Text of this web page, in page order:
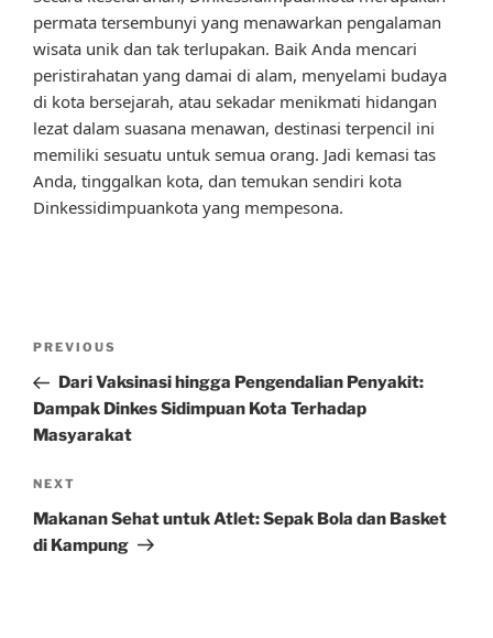
permata tersembunyi yang menawarkan pengalaman
wisata unik dan tak terlupakan. Baik Anda mencari
peristirahatan yang damai di alam, menyelami budaya
di kota bersejarah, atau sekadar menikmati hidangan
lezat dalam suasana menawan, destinasi terpencil ini
memiliki sesuatu untuk semua orang. Jadi kemasi tas
Anda, tinggalkan kota, dan temukan sendiri kota
Dinkessidimpuankota yang mempesona.
Previous
Post
PREVIOUS
Dari Vaksinasi hingga Pengendalian Penyakit:
Dampak Dinkes Sidimpuan Kota Terhadap
Masyarakat
Next
Post
NEXT
Makanan Sehat untuk Atlet: Sepak Bola dan Basket
di Kampung